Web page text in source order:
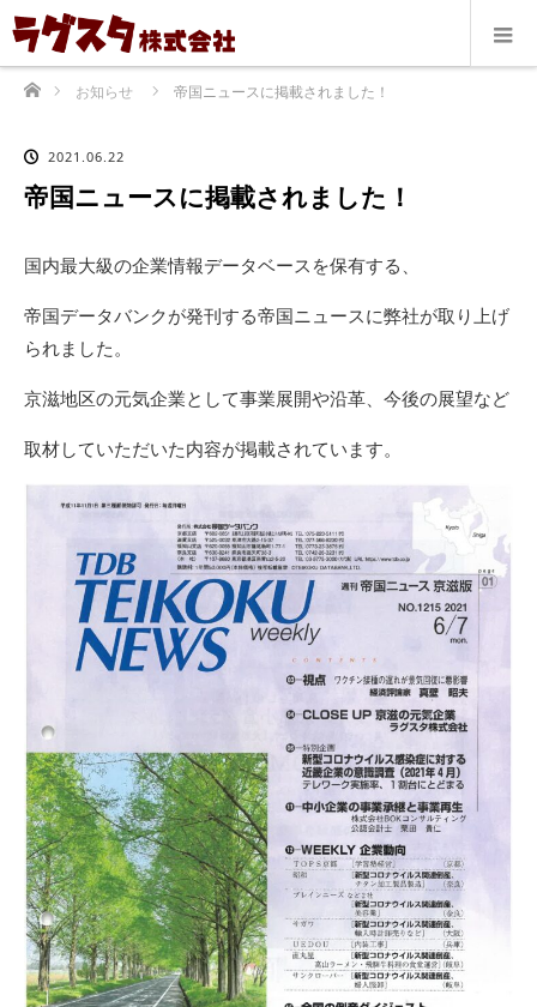
ホームお知らせ 帝国ニュースに掲載されました！
2021.06.22
帝国ニュースに掲載されました！
国内最大級の企業情報データベースを保有する、
帝国データバンクが発刊する帝国ニュースに弊社が取り上げ
られました。
京滋地区の元気企業として事業展開や沿革、今後の展望など
取材していただいた内容が掲載されています。